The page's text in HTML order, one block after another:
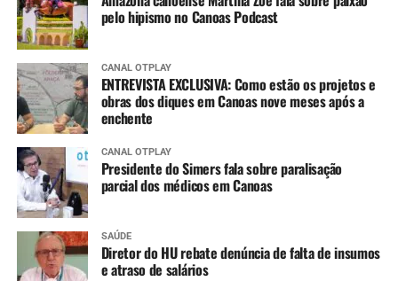
pelo hipismo no Canoas Podcast
CANAL OTPLAY
ENTREVISTA EXCLUSIVA: Como estão os projetos e
obras dos diques em Canoas nove meses após a
enchente
CANAL OTPLAY
Presidente do Simers fala sobre paralisação
parcial dos médicos em Canoas
SAÚDE
Diretor do HU rebate denúncia de falta de insumos
e atraso de salários